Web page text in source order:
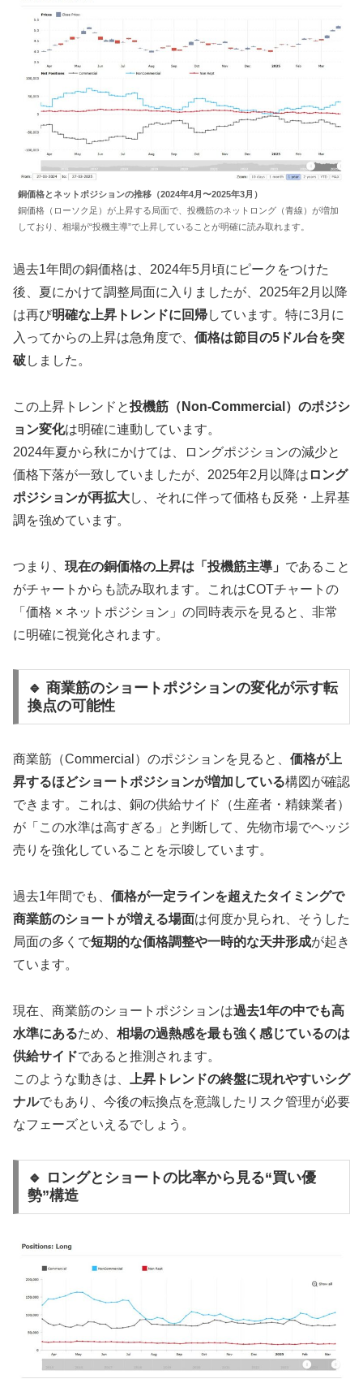
銅価格とネットポジションの推移（2024年4月〜2025年3月）
銅価格（ローソク足）が上昇する局面で、投機筋のネットロング（青線）が増加
しており、相場が“投機主導”で上昇していることが明確に読み取れます。
過去1年間の銅価格は、2024年5月頃にピークをつけた
後、夏にかけて調整局面に入りましたが、2025年2月以降
は再び明確な上昇トレンドに回帰しています。特に3月に
入ってからの上昇は急角度で、 価格は節目の5ドル台を突
破しました。
この上昇トレンドと投機筋（Non-Commercial）のポジシ
ョン変化は明確に連動しています。
2024年夏から秋にかけては、ロングポジションの減少と
価格下落が一致していましたが、2025年2月以降は ロング
ポジションが再拡大し、それに伴って価格も反発・上昇基
調を強めています。
つまり、 現在の銅価格の上昇は「投機筋主導」 であること
がチャートからも読み取れます。これはCOTチャートの
「価格 × ネットポジション」の同時表示を見ると、非常
に明確に視覚化されます。
🔹 商業筋のショートポジションの変化が示す転
換点の可能性
商業筋（Commercial）のポジションを見ると、 価格が上
昇するほどショートポジションが増加している構図が確認
できます。これは、銅の供給サイド（生産者・精錬業者）
が「この水準は高すぎる」と判断して、先物市場でヘッジ
売りを強化していることを示唆しています。
過去1年間でも、 価格が一定ラインを超えたタイミングで
商業筋のショートが増える場面は何度か見られ、そうした
局面の多くで短期的な価格調整や一時的な天井形成が起き
ています。
現在、商業筋のショートポジションは過去1年の中でも高
水準にあるため、 相場の過熱感を最も強く感じているのは
供給サイドであると推測されます。
このような動きは、
上昇トレンドの終盤に現れやすいシグ
ナルでもあり、今後の転換点を意識したリスク管理が必要
なフェーズといえるでしょう。
🔹 ロングとショートの比率から見る“買い優
勢”構造